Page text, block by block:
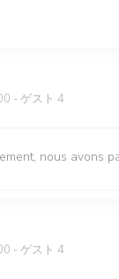
- ゲスト 4
nous avons
- ゲスト 4